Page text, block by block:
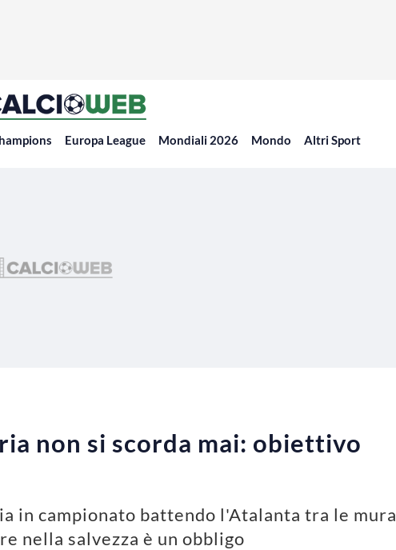
Europa League Mondiali 2026 Mondo Altri Sport
non si scorda mai: obiettivo
in campionato battendo l'Atalanta tra le mura
nella salvezza è un obbligo